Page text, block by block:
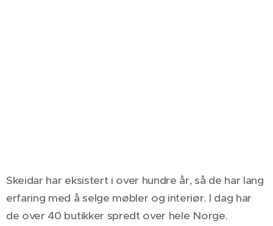
Skeidar har eksistert i over hundre år, så de har lang
erfaring med å selge møbler og interiør. I dag har
de over 40 butikker spredt over hele Norge.